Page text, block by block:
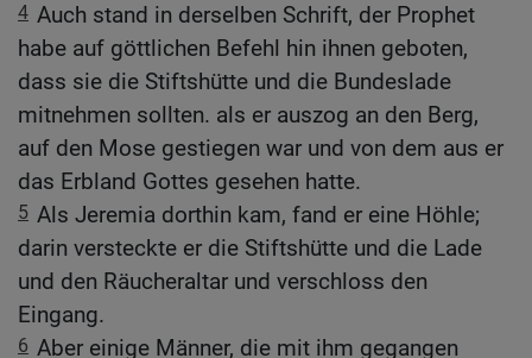
4 Auch stand in derselben Schrift, der Prophet
habe auf göttlichen Befehl hin ihnen geboten,
dass sie die Stiftshütte und die Bundeslade
mitnehmen sollten. als er auszog an den Berg,
auf den Mose gestiegen war und von dem aus er
das Erbland Gottes gesehen hatte.
5 Als Jeremia dorthin kam, fand er eine Höhle;
darin versteckte er die Stiftshütte und die Lade
und den Räucheraltar und verschloss den
Eingang.
6 Aber einige Männer, die mit ihm gegangen